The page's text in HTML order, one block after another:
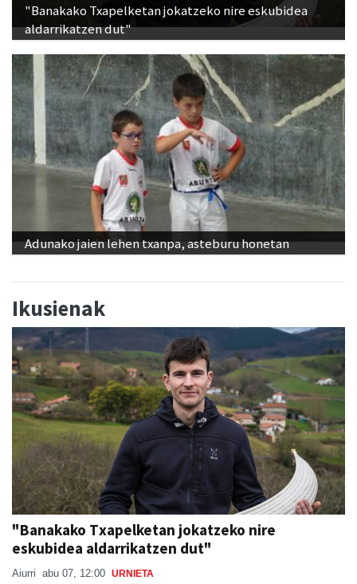
"Banakako Txapelketan jokatzeko nire eskubidea
aldarrikatzen dut"
Adunako jaien lehen txanpa, asteburu honetan
Ikusienak
"Banakako Txapelketan jokatzeko nire
eskubidea aldarrikatzen dut"
Aiurri abu 07, 12:00 URNIETA